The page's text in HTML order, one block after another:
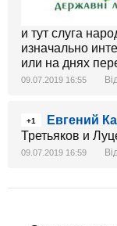
и тут слуга
изначально
или на днях
09.07.2019 16:55
+1
Евгений
Третьяков и
09.07.2019 16:59